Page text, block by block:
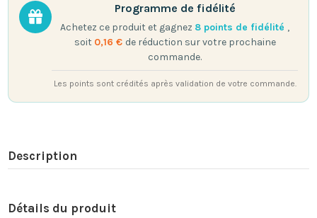
Programme de fidélité
Achetez ce produit et gagnez 8 points de fidélité ,
soit 0,16 € de réduction sur votre prochaine
commande.
Les points sont crédités après validation de votre commande.
Description
Détails du produit